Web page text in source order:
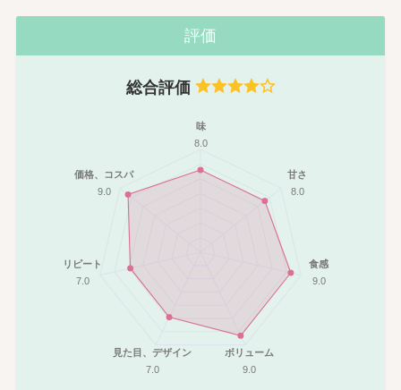
評価
総合評価
味
8.0
甘さ
8.0
食感
9.0
ボリューム
9.0
見た目、デザイン
7.0
リピート
7.0
価格、コスパ
9.0